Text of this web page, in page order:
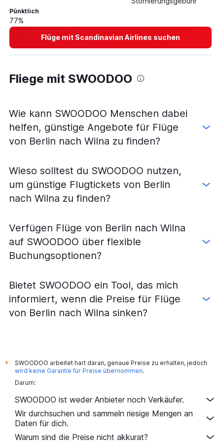
Pünktlich
77%
Flüge mit Scandinavian Airlines suchen
Fliege mit SWOODOO
Wie kann SWOODOO Menschen dabei
helfen, günstige Angebote für Flüge
von Berlin nach Wilna zu finden?
Wieso solltest du SWOODOO nutzen,
um günstige Flugtickets von Berlin
nach Wilna zu finden?
Verfügen Flüge von Berlin nach Wilna
auf SWOODOO über flexible
Buchungsoptionen?
Bietet SWOODOO ein Tool, das mich
informiert, wenn die Preise für Flüge
von Berlin nach Wilna sinken?
*
SWOODOO arbeitet hart daran, genaue Preise zu erhalten, jedoch
wird keine Garantie für Preise übernommen.
Darum:
SWOODOO ist weder Anbieter noch Verkäufer.
Wir durchsuchen und sammeln riesige Mengen an
Daten für dich.
Warum sind die Preise nicht akkurat?